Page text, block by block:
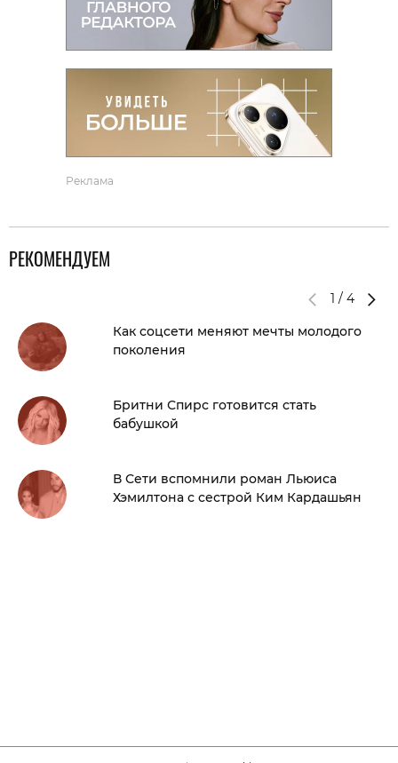
Реклама
РЕКОМЕНДУЕМ
1 / 4
Как соцсети меняют мечты молодого
поколения
Бритни Спирс готовится стать
бабушкой
В Сети вспомнили роман Льюиса
Хэмилтона с сестрой Ким Кардашьян